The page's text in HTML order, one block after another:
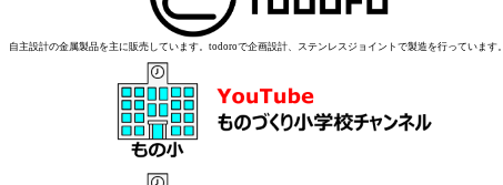
自主設計の金属製品を主に販売しています。todoroで企画設計、ステンレスジョイントで製造を行っています。